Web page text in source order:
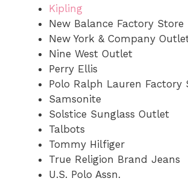
Kipling
New Balance Factory Store
New York & Company
Nine West Outlet
Perry Ellis
Polo Ralph Lauren Factory
Samsonite
Solstice Sunglass Outlet
Talbots
Tommy Hilfiger
True Religion Brand Jeans
U.S. Polo Assn.